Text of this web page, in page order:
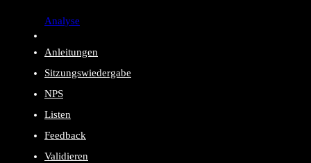
Analyse
Anleitungen
Sitzungswiedergabe
NPS
Listen
Feedback
Validieren